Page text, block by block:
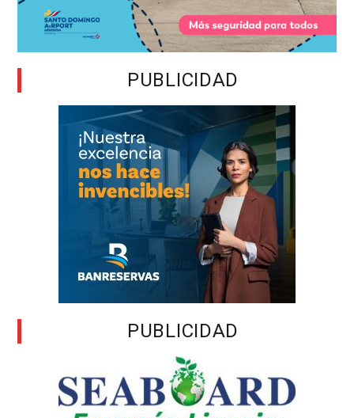
PUBLICIDAD
PUBLICIDAD